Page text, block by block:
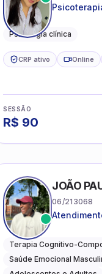
autoestima
Psicologia clínica
CRP ativo Online
SESSÃO
R$ 90
JOÃO
06/213068
emocional
Terapia Cognitivo-
Saúde Emocional